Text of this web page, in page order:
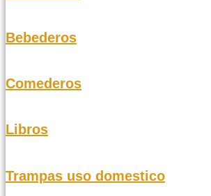
Bebederos
Comederos
Libros
Trampas uso domestico